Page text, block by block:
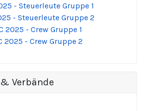
- Steuerleute Gruppe 1
- Steuerleute Gruppe 2
2025 - Crew Gruppe 1
2025 - Crew Gruppe 2
Verbände